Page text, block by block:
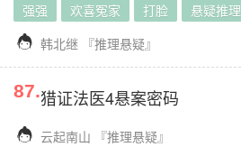
强强 欢喜冤家 打脸 悬疑推理
 韩北继 『推理悬疑』
87.猎证法医4悬案密码
 云起南山 『推理悬疑』